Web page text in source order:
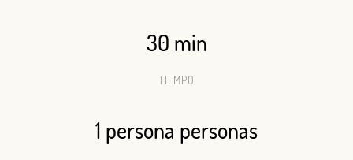
30 min
TIEMPO
1 persona personas